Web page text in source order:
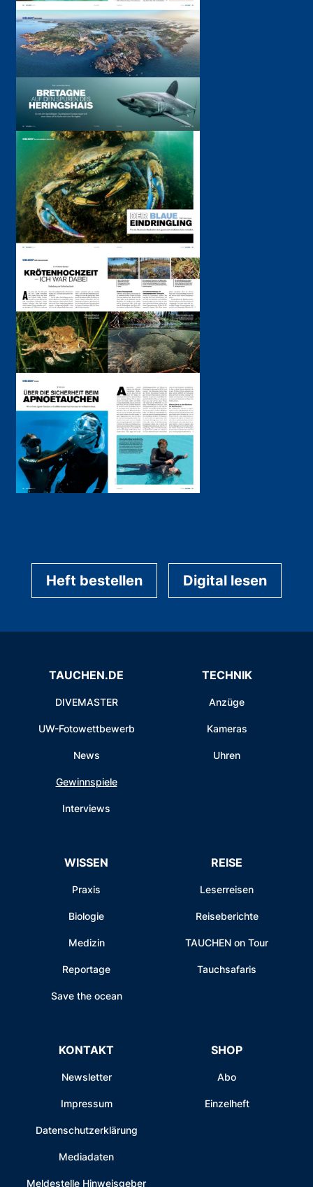
Heft bestellen Digital lesen
TAUCHEN.DE
DIVEMASTER
UW-Fotowettbewerb
News
Gewinnspiele
Interviews
TECHNIK
Anzüge
Kameras
Uhren
WISSEN
Praxis
Biologie
Medizin
Reportage
Save the ocean
REISE
Leserreisen
Reiseberichte
TAUCHEN on Tour
Tauchsafaris
KONTAKT
Newsletter
Impressum
Datenschutzerklärung
Mediadaten
Meldestelle Hinweisgeber
SHOP
Abo
Einzelheft